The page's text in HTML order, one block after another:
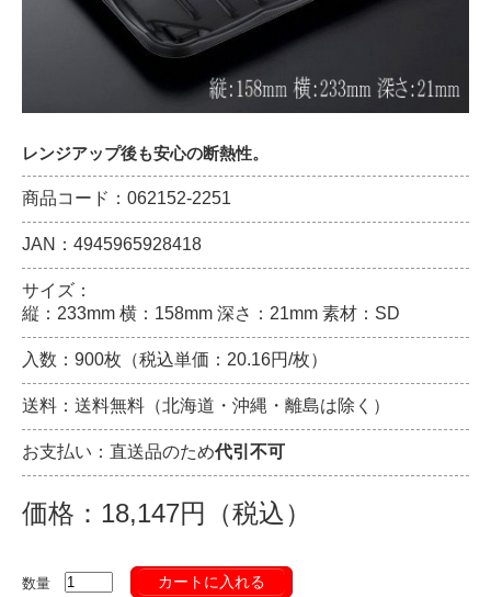
レンジアップ後も安心の断熱性。
商品コード：062152-2251
JAN：4945965928418
サイズ：
縦：233mm 横：158mm 深さ：21mm 素材：SD
入数：900枚（税込単価：20.16円/枚）
送料：送料無料（北海道・沖縄・離島は除く）
お支払い：直送品のため代引不可
価格：18,147円（税込）
数量 カートに入れる